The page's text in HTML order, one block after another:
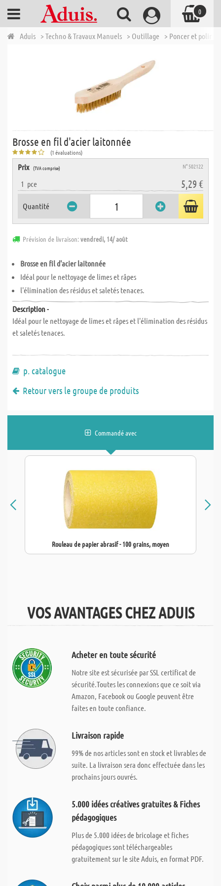
Aduis > Techno & Travaux Manuels > Outillage > Poncer et polir
Brosse en fil d'acier laitonnée
(1 évaluations)
Prix (TVA comprise) N° 502122
1 pce 5,29 €
Quantité
Prévision de livraison:vendredi, 14/ août
Brosse en fil d'acier laitonnée
Idéal pour le nettoyage de limes et râpes
l'élimination des résidus et saletés tenaces.
Description -
Idéal pour le nettoyage de limes et râpes et l'élimination des résidus
et saletés tenaces.
p. catalogue
Retour vers le groupe de produits
Commandé avec
Rouleau de papier abrasif - 100 grains, moyen
VOS AVANTAGES CHEZ ADUIS
Acheter en toute sécurité
Notre site est sécurisée par SSL certificat de
sécurité.Toutes les connexions que ce soit via
Amazon, Facebook ou Google peuvent être
faites en toute confiance.
Livraison rapide
99% de nos articles sont en stock et livrables de
suite. La livraison sera donc effectuée dans les
prochains jours ouvrés.
5.000 idées créatives gratuites & Fiches
pédagogiques
Plus de 5.000 idées de bricolage et fiches
pédagogiques sont téléchargeables
gratuitement sur le site Aduis, en format PDF.
0